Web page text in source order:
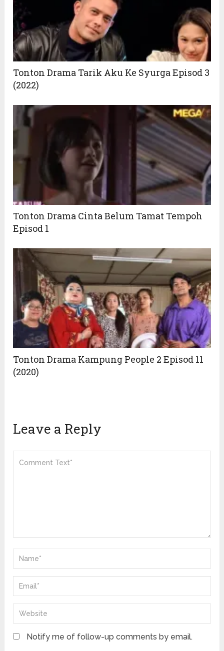
Tonton Drama Tarik Aku Ke Syurga Episod 3
(2022)
Tonton Drama Cinta Belum Tamat Tempoh
Episod 1
Tonton Drama Kampung People 2 Episod 11
(2020)
Leave a Reply
Notify me of follow-up comments by email.